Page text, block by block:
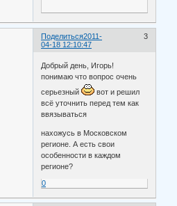
Поделиться 3
2011-
04-18 12:10:47
Добрый день, Игорь!
понимаю что вопрос очень
серьезный
вот и решил
всё уточнить перед тем как
ввязываться
нахожусь в Московском
регионе. А есть свои
особенности в каждом
регионе?
0